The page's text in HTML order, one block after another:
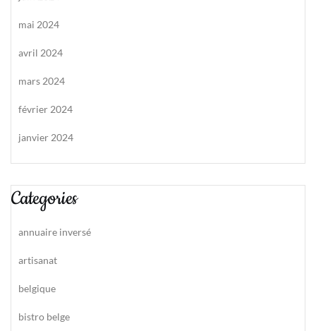
mai 2024
avril 2024
mars 2024
février 2024
janvier 2024
Categories
annuaire inversé
artisanat
belgique
bistro belge